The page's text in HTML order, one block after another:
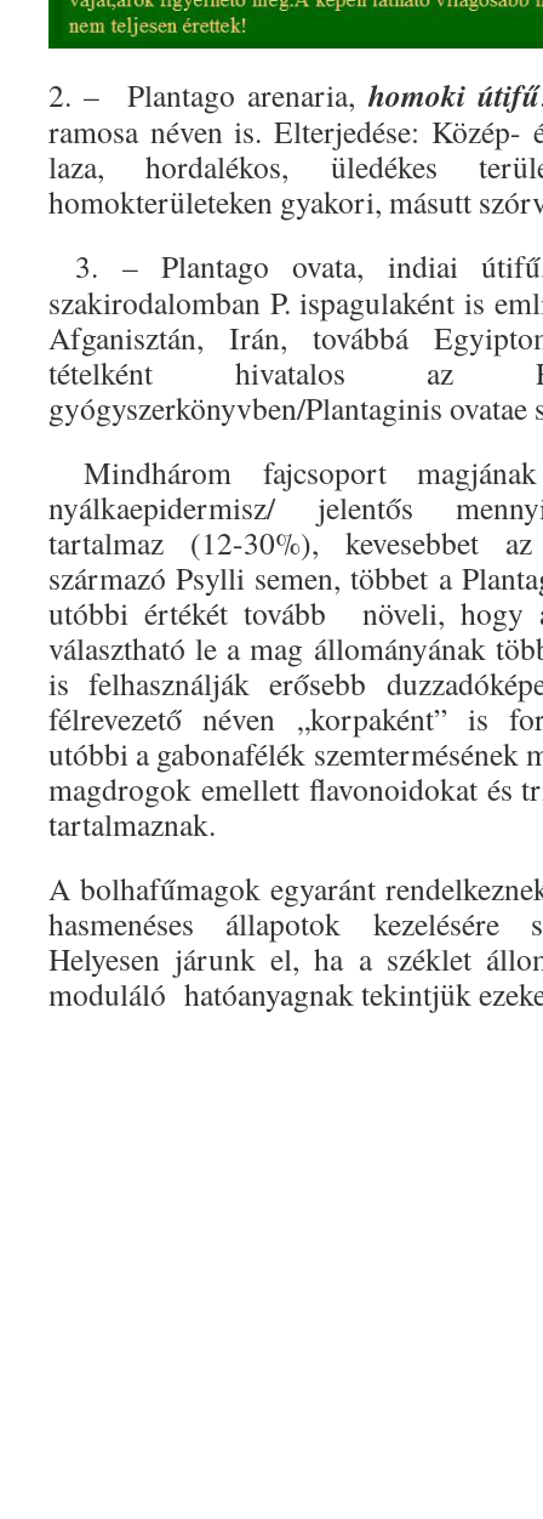
2. – Plantago arenaria,homoki útifű
ramosa néven is. Elterjedése: Közép-
laza, hordalékos, üledékes
homokterületeken gyakori, másutt
3. – Plantago ovata, indiai
szakirodalomban P. ispagulaként is
Afganisztán, Irán, továbbá
tételként hivatalos
gyógyszerkönyvben/Plantaginis ovatae
Mindhárom fajcsoport
nyálkaepidermisz/ jelentős
tartalmaz (12-30%), kevesebbet
származó Psylli semen, többet a
utóbbi értékét tovább növeli, hogy
választható le a mag állományának
is felhasználják erősebb
félrevezető néven „korpaként” is
utóbbi a gabonafélék szemtermésének
magdrogok emellett flavonoidokat és
tartalmaznak.
A bolhafűmagok egyaránt
hasmenéses állapotok kezelésére
Helyesen járunk el, ha a széklet
moduláló hatóanyagnak tekintjük